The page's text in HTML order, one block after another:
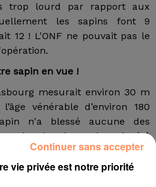
trop lourd par rapport aux
les sapins font 9
12 ! L'ONF ne pouvait pas le
sapin en vue !
mesurait environ 30 m
vénérable d’environ 180
n'a blessé aucune des
sur le chantier qui avait été
il y a des dégâts matériels
sur la remorque qui était
Sur place, les experts sont
vie privée est notre priorité
Continuer sans accepter